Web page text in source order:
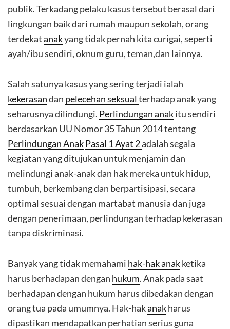
publik. Terkadang pelaku kasus tersebut berasal dari
lingkungan baik dari rumah maupun sekolah, orang
terdekatanakyang tidak pernah kita curigai, seperti
ayah/ibu sendiri, oknum guru, teman,dan lainnya.
Salah satunya kasus yang sering terjadi ialah
kekerasandan pelecehan seksual terhadap anak yang
seharusnya dilindungi. Perlindungan anakitu sendiri
berdasarkan UU Nomor 35 Tahun 2014 tentang
Perlindungan AnakPasal 1 Ayat 2adalah segala
kegiatan yang ditujukan untuk menjamin dan
melindungi anak-anak dan hak mereka untuk hidup,
tumbuh, berkembang dan berpartisipasi, secara
optimal sesuai dengan martabat manusia dan juga
dengan penerimaan, perlindungan terhadap kekerasan
tanpa diskriminasi.
Banyak yang tidak memahami hak-hak anakketika
harus berhadapan dengan hukum. Anak pada saat
berhadapan dengan hukum harus dibedakan dengan
orang tua pada umumnya. Hak-hakanakharus
dipastikan mendapatkan perhatian serius guna